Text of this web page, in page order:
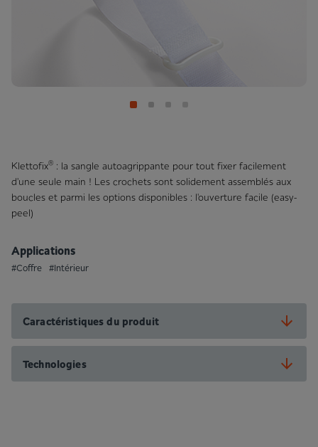
Klettofix® : la sangle autoagrippante pour tout fixer facilement
d'une seule main ! Les crochets sont solidement assemblés aux
boucles et parmi les options disponibles : l'ouverture facile (easy-
peel)
Applications
#Coffre #Intérieur
Caractéristiques du produit
Technologies